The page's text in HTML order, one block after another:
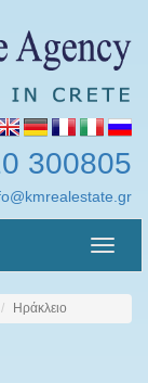
300805
Toggle
Ηράκλειο